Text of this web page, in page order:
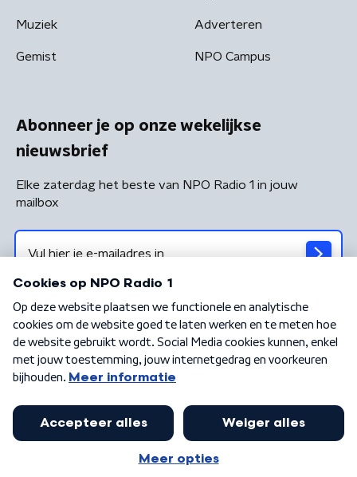
Muziek
Gemist
Adverteren
NPO Campus
Abonneer je op onze wekelijkse
nieuwsbrief
Elke zaterdag het beste van NPO Radio 1 in jouw
mailbox
Algemene voorwaarden